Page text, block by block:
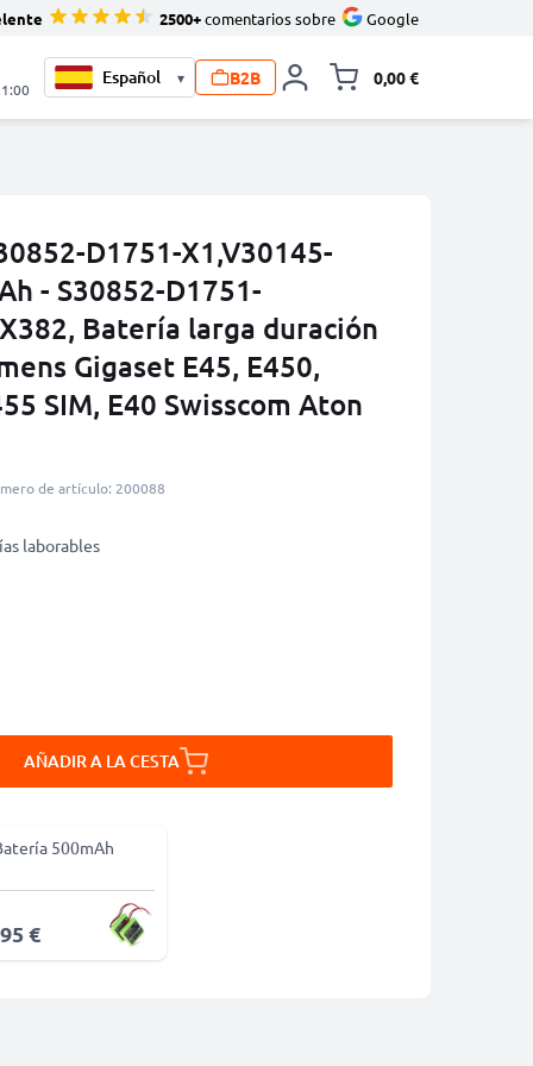
2500+comentarios sobre Google
▾ B2B 0,00 €
D1751-X1,V30145-
- S30852-D1751-
Batería larga duración
Gigaset E45, E450,
SIM, E40 Swisscom Aton
de artículo: 200088
laborables
AÑADIR A LA CESTA
500mAh
€